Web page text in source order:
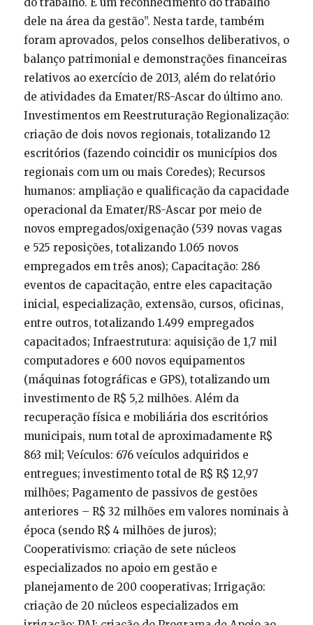
dele na área da gestão”. Nesta tarde, também
foram aprovados, pelos conselhos deliberativos, o
balanço patrimonial e demonstrações financeiras
relativos ao exercício de 2013, além do relatório
de atividades da Emater/RS-Ascar do último ano.
Investimentos em Reestruturação Regionalização:
criação de dois novos regionais, totalizando 12
escritórios (fazendo coincidir os municípios dos
regionais com um ou mais Coredes); Recursos
humanos: ampliação e qualificação da capacidade
operacional da Emater/RS-Ascar por meio de
novos empregados/oxigenação (539 novas vagas
e 525 reposições, totalizando 1.065 novos
empregados em três anos); Capacitação: 286
eventos de capacitação, entre eles capacitação
inicial, especialização, extensão, cursos, oficinas,
entre outros, totalizando 1.499 empregados
capacitados; Infraestrutura: aquisição de 1,7 mil
computadores e 600 novos equipamentos
(máquinas fotográficas e GPS), totalizando um
investimento de R$ 5,2 milhões. Além da
recuperação física e mobiliária dos escritórios
municipais, num total de aproximadamente R$
863 mil; Veículos: 676 veículos adquiridos e
entregues; investimento total de R$ R$ 12,97
milhões; Pagamento de passivos de gestões
anteriores – R$ 32 milhões em valores nominais à
época (sendo R$ 4 milhões de juros);
Cooperativismo: criação de sete núcleos
especializados no apoio em gestão e
planejamento de 200 cooperativas; Irrigação:
criação de 20 núcleos especializados em